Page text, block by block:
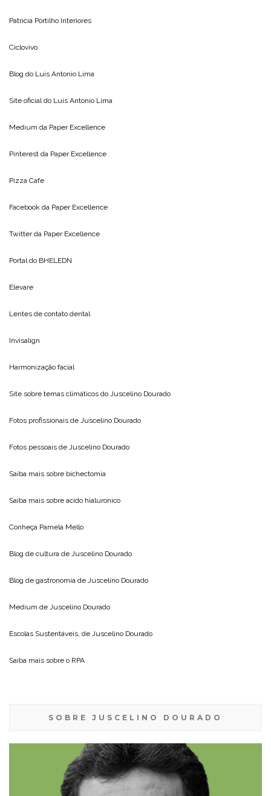
Patricia Portilho Interiores
Ciclovivo
Blog do Luis Antonio Lima
Site oficial do Luis Antonio Lima
Medium da Paper Excellence
Pinterest da Paper Excellence
Pizza Cafe
Facebook da Paper Excellence
Twitter da Paper Excellence
Portal do BHELEDN
Elevare
Lentes de contato dental
Invisalign
Harmonização facial
Site sobre temas climáticos do Juscelino Dourado
Fotos profissionais de Juscelino Dourado
Fotos pessoais de Juscelino Dourado
Saiba mais sobre bichectomia
Saiba mais sobre acido hialuronico
Conheça Pamela Mello
Blog de cultura de Juscelino Dourado
Blog de gastronomia de Juscelino Dourado
Medium de Juscelino Dourado
Escolas Sustentáveis, de Juscelino Dourado
Saiba mais sobre o RPA
SOBRE JUSCELINO DOURADO